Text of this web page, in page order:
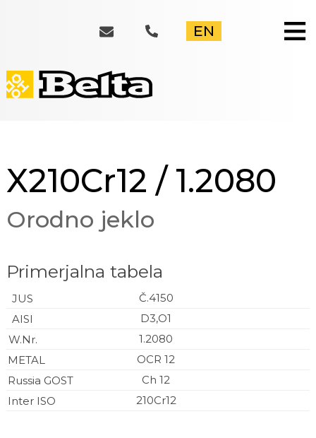
≡
EN
X210Cr12 / 1.2080
Orodno jeklo
Primerjalna tabela
Č.4150
D3,O1
1.2080
OCR 12
Ch 12
210Cr12